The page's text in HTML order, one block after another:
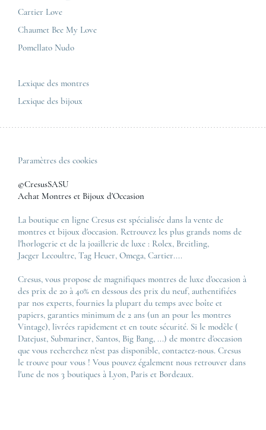
Nous contacter
Zénith
Tous les modèles de luxe
Cartier Love
Chaumet Bee My Love
Pomellato Nudo
Lexique des montres
Lexique des bijoux
Paramètres des cookies
©CresusSASU
Achat Montres et Bijoux d'Occasion
La boutique en ligne Cresus est spécialisée dans la vente de
montres et bijoux d'occasion. Retrouvez les plus grands noms de
l'horlogerie et de la joaillerie de luxe : Rolex, Breitling,
Jaeger Lecoultre, Tag Heuer, Omega, Cartier....
Cresus, vous propose de magnifiques montres de luxe d'occasion à
des prix de 20 à 40% en dessous des prix du neuf, authentifiées
par nos experts, fournies la plupart du temps avec boîte et
papiers, garanties minimum de 2 ans (un an pour les montres
Vintage), livrées rapidement et en toute sécurité. Si le modèle (
Datejust, Submariner, Santos, Big Bang, ...) de montre d'occasion
que vous recherchez n'est pas disponible, contactez-nous. Cresus
le trouve pour vous ! Vous pouvez également nous retrouver dans
l'une de nos 3 boutiques à Lyon, Paris et Bordeaux.